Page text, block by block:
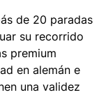
de 20 paradas
su recorrido
premium
en alemán e
una validez